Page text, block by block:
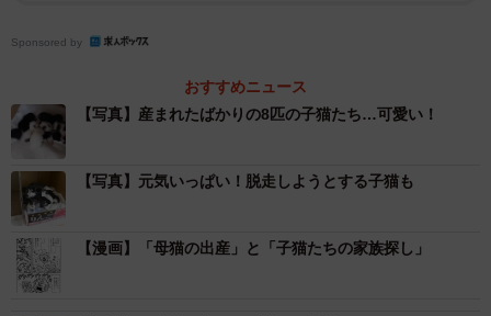
「8匹」もの子猫をどうするのか？そもそも保護直後で全く
自分に慣れていない警戒心全開の母猫をどう介助するの
か？
大きな不安の中、まずは母猫に無事出産させることが先決
だと判断した黒猫クロさん。
Sponsored by
おすすめニュース
【写真】産まれたばかりの8匹の子猫たち…可愛い！
【写真】元気いっぱい！脱走しようとする子猫も
【漫画】「母猫の出産」と「子猫たちの家族探し」